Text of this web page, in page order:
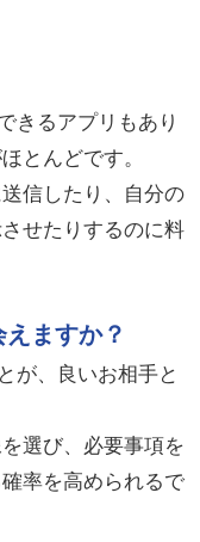
きるアプリもあり
とんどです。
信したり、自分の
せたりするのに料
ますか？
が、良いお相手と
選び、必要事項を
率を高められるで